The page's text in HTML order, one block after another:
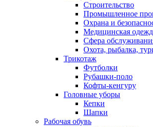
Строительство
Промышленное
Охрана и
Медицинская
Сфера
Охота, рыбалка,
Трикотаж
Футболки
Рубашки-поло
Кофты-кенгуру
Головные уборы
Кепки
Шапки
Рабочая обувь